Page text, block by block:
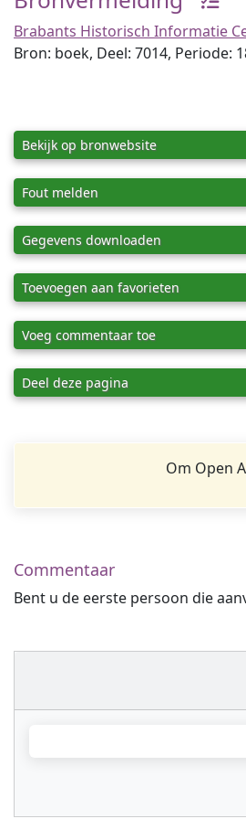
Brabants Historisch Informatie
Bron: boek, Deel: 7014, Periode:
Bekijk op bronwebsite
Fout melden
Gegevens downloaden
Toevoegen aan favorieten
Voeg commentaar toe
Deel deze pagina
Om Open
Commentaar
Bent u de eerste persoon die